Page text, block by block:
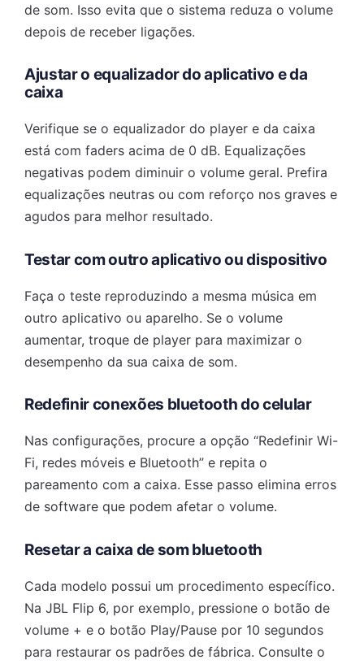
de som. Isso evita que o sistema reduza o volume
depois de receber ligações.
Ajustar o equalizador do aplicativo e da
caixa
Verifique se o equalizador do player e da caixa
está com faders acima de 0 dB. Equalizações
negativas podem diminuir o volume geral. Prefira
equalizações neutras ou com reforço nos graves e
agudos para melhor resultado.
Testar com outro aplicativo ou dispositivo
Faça o teste reproduzindo a mesma música em
outro aplicativo ou aparelho. Se o volume
aumentar, troque de player para maximizar o
desempenho da sua caixa de som.
Redefinir conexões bluetooth do celular
Nas configurações, procure a opção “Redefinir Wi-
Fi, redes móveis e Bluetooth” e repita o
pareamento com a caixa. Esse passo elimina erros
de software que podem afetar o volume.
Resetar a caixa de som bluetooth
Cada modelo possui um procedimento específico.
Na JBL Flip 6, por exemplo, pressione o botão de
volume + e o botão Play/Pause por 10 segundos
para restaurar os padrões de fábrica. Consulte o